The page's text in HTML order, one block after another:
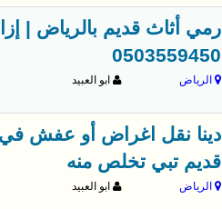
رمي أثاث قديم بالرياض |
0503559450
الرياض ابو العبيد
قديم تبي تخلص منه
الرياض ابو العبيد